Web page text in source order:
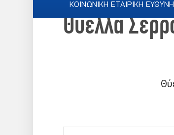
ΚΟΙΝΩΝΙΚΗ ΕΤΑΙΡΙΚΗ ΕΥΘΥΝΗ
Θύελλα